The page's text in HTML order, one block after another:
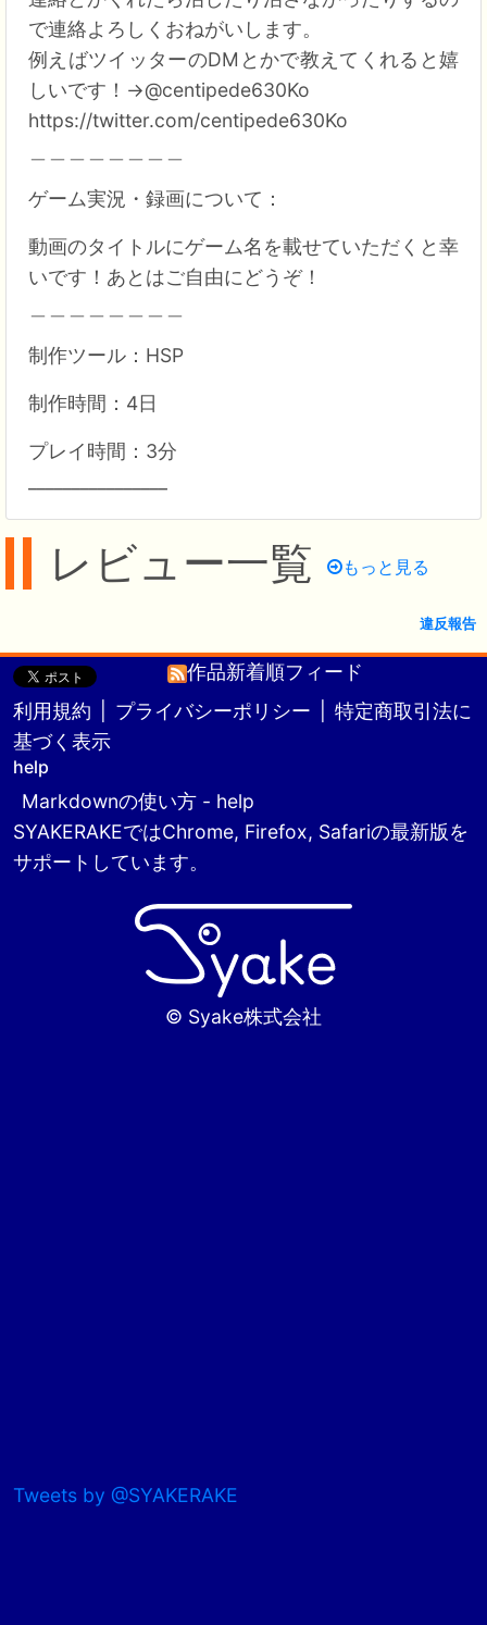
で連絡よろしくおねがいします。
例えばツイッターのDMとかで教えてくれると嬉
しいです！→@centipede630Ko
https://twitter.com/centipede630Ko
ゲーム実況・録画について：
動画のタイトルにゲーム名を載せていただくと幸
いです！あとはご自由にどうぞ！
制作ツール：HSP
制作時間：4日
プレイ時間：3分
レビュー一覧 もっと見る
違反報告
作品新着順フィード
利用規約
プライバシーポリシー
特定商取引法に
基づく表示
help
Markdownの使い方 - help
SYAKERAKEではChrome, Firefox, Safariの最新版を
サポートしています。
© Syake株式会社
Tweets by @SYAKERAKE